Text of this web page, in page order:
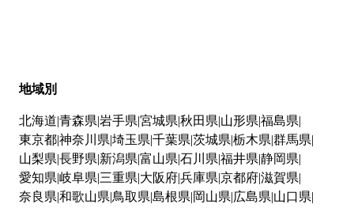
地域別
北海道 青森県 岩手県 宮城県 秋田県 山形県 福島県
東京都神奈川県 埼玉県 千葉県 茨城県 栃木県 群馬県
山梨県 長野県 新潟県 富山県 石川県 福井県 静岡県
愛知県 岐阜県 三重県 大阪府兵庫県 京都府滋賀県
奈良県 和歌山県 鳥取県 島根県 岡山県 広島県 山口県